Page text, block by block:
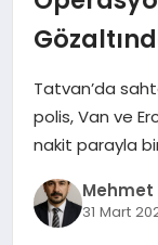
SPOR
MAGAZIN
Tatvan’da
polis, Van ve
nakit parayla
Mehmet
31 Mart